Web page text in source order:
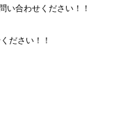
い合わせください！！
ださい！！